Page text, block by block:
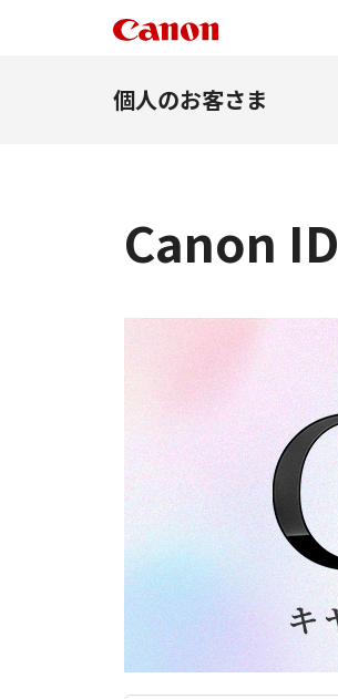
個人のお客さま
Canon ID